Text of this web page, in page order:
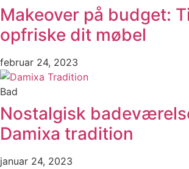
Makeover på budget:
opfriske dit møbel
februar 24, 2023
Bad
Nostalgisk
Damixa tradition
januar 24, 2023